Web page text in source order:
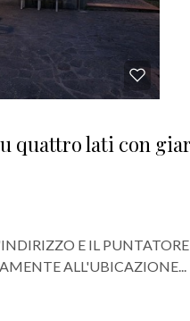
quattro lati con
E IL
ALL'UBICAZIONE...